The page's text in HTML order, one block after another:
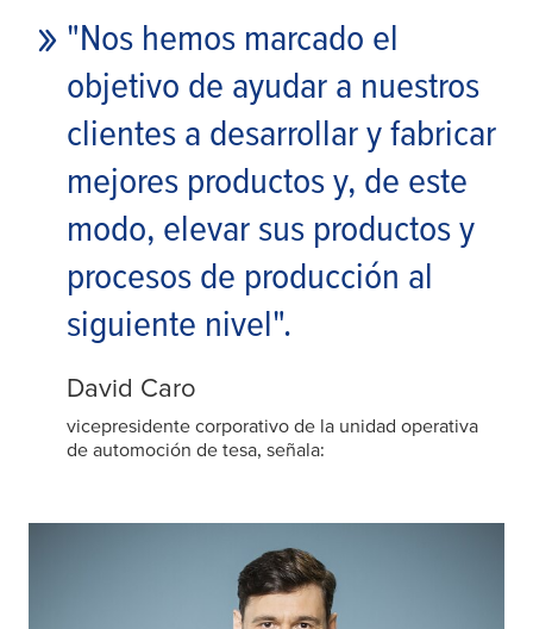
"Nos hemos marcado el
objetivo de ayudar a nuestros
clientes a desarrollar y fabricar
mejores productos y, de este
modo, elevar sus productos y
procesos de producción al
siguiente nivel".
David Caro
vicepresidente corporativo de la unidad operativa
de automoción de tesa, señala: